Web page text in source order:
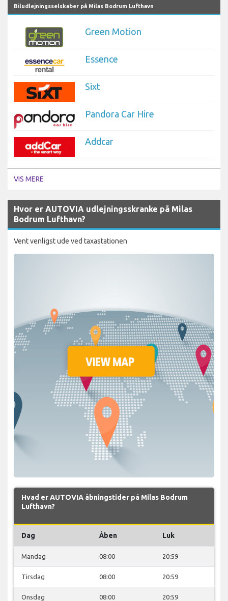
Biludlejningsselskaber på Milas Bodrum Lufthavn
Green Motion
Essence
Sixt
Pandora Car Hire
Addcar
VIS MERE
Hvor er AUTOVIA udlejningsskranke på Milas
Bodrum Lufthavn?
Vent venligst ude ved taxastationen
Hvad er AUTOVIA åbningstider på Milas Bodrum
Lufthavn?
Dag Åben Luk
Mandag 08:00 20:59
Tirsdag 08:00 20:59
Onsdag 08:00 20:59